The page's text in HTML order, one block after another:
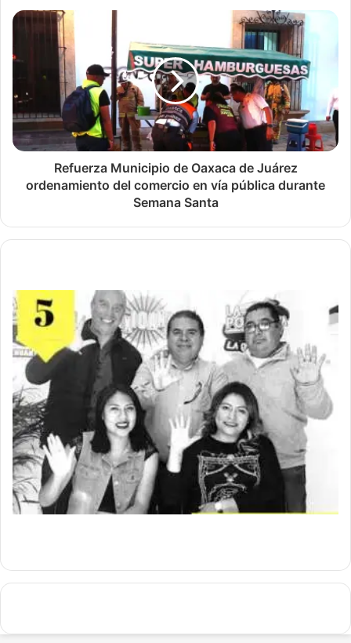
Refuerza Municipio de Oaxaca de Juárez
ordenamiento del comercio en vía pública durante
Semana Santa